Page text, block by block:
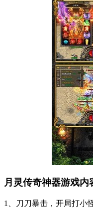
月灵传奇神器游戏内
1、刀刀暴击，开局打小